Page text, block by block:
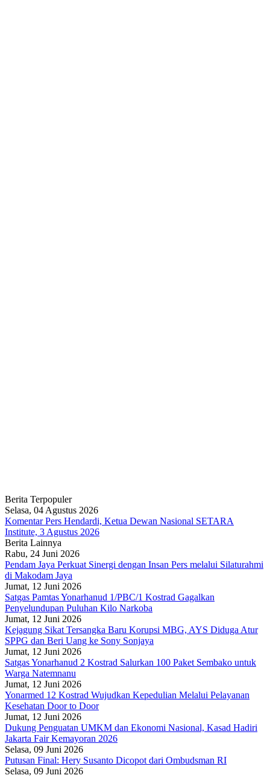
Berita Terpopuler
Selasa, 04 Agustus 2026
Komentar Pers Hendardi, Ketua Dewan Nasional SETARA
Institute, 3 Agustus 2026
Berita Lainnya
Rabu, 24 Juni 2026
Pendam Jaya Perkuat Sinergi dengan Insan Pers melalui Silaturahmi
di Makodam Jaya
Jumat, 12 Juni 2026
Satgas Pamtas Yonarhanud 1/PBC/1 Kostrad Gagalkan
Penyelundupan Puluhan Kilo Narkoba
Jumat, 12 Juni 2026
Kejagung Sikat Tersangka Baru Korupsi MBG, AYS Diduga Atur
SPPG dan Beri Uang ke Sony Sonjaya
Jumat, 12 Juni 2026
Satgas Yonarhanud 2 Kostrad Salurkan 100 Paket Sembako untuk
Warga Natemnanu
Jumat, 12 Juni 2026
Yonarmed 12 Kostrad Wujudkan Kepedulian Melalui Pelayanan
Kesehatan Door to Door
Jumat, 12 Juni 2026
Dukung Penguatan UMKM dan Ekonomi Nasional, Kasad Hadiri
Jakarta Fair Kemayoran 2026
Selasa, 09 Juni 2026
Putusan Final: Hery Susanto Dicopot dari Ombudsman RI
Selasa, 09 Juni 2026